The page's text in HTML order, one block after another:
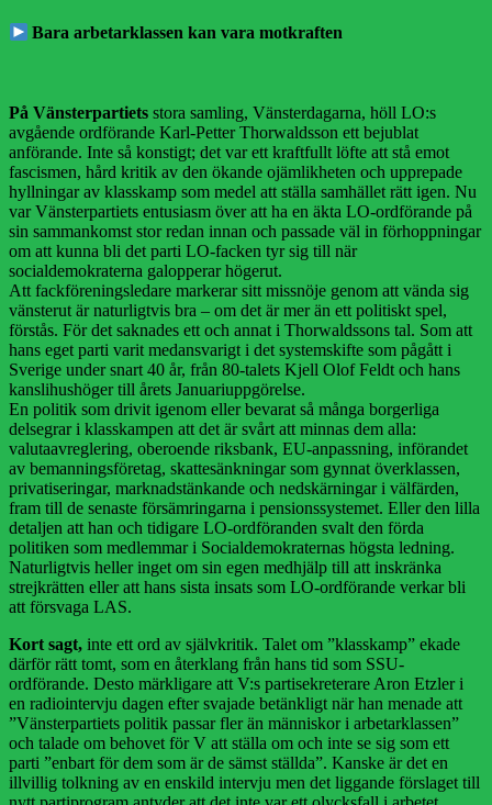
Bara arbetarklassen kan vara motkraften
På Vänsterpartiets stora samling, Vänsterdagarna, höll LO:s
avgående ordförande Karl-Petter Thorwaldsson ett bejublat
anförande. Inte så konstigt; det var ett kraftfullt löfte att stå emot
fascismen, hård kritik av den ökande ojämlikheten och upprepade
hyllningar av klasskamp som medel att ställa samhället rätt igen. Nu
var Vänsterpartiets entusiasm över att ha en äkta LO-ordförande på
sin sammankomst stor redan innan och passade väl in förhoppningar
om att kunna bli det parti LO-facken tyr sig till när
socialdemokraterna galopperar högerut.
Att fackföreningsledare markerar sitt missnöje genom att vända sig
vänsterut är naturligtvis bra – om det är mer än ett politiskt spel,
förstås. För det saknades ett och annat i Thorwaldssons tal. Som att
hans eget parti varit medansvarigt i det systemskifte som pågått i
Sverige under snart 40 år, från 80-talets Kjell Olof Feldt och hans
kanslihushöger till årets Januariuppgörelse.
En politik som drivit igenom eller bevarat så många borgerliga
delsegrar i klasskampen att det är svårt att minnas dem alla:
valutaavreglering, oberoende riksbank, EU-anpassning, införandet
av bemanningsföretag, skattesänkningar som gynnat överklassen,
privatiseringar, marknadstänkande och nedskärningar i välfärden,
fram till de senaste försämringarna i pensionssystemet. Eller den lilla
detaljen att han och tidigare LO-ordföranden svalt den förda
politiken som medlemmar i Socialdemokraternas högsta ledning.
Naturligtvis heller inget om sin egen medhjälp till att inskränka
strejkrätten eller att hans sista insats som LO-ordförande verkar bli
att försvaga LAS.
Kort sagt, inte ett ord av självkritik. Talet om ”klasskamp” ekade
därför rätt tomt, som en återklang från hans tid som SSU-
ordförande. Desto märkligare att V:s partisekreterare Aron Etzler i
en radiointervju dagen efter svajade betänkligt när han menade att
”Vänsterpartiets politik passar fler än människor i arbetarklassen”
och talade om behovet för V att ställa om och inte se sig som ett
parti ”enbart för dem som är de sämst ställda”. Kanske är det en
illvillig tolkning av en enskild intervju men det liggande förslaget till